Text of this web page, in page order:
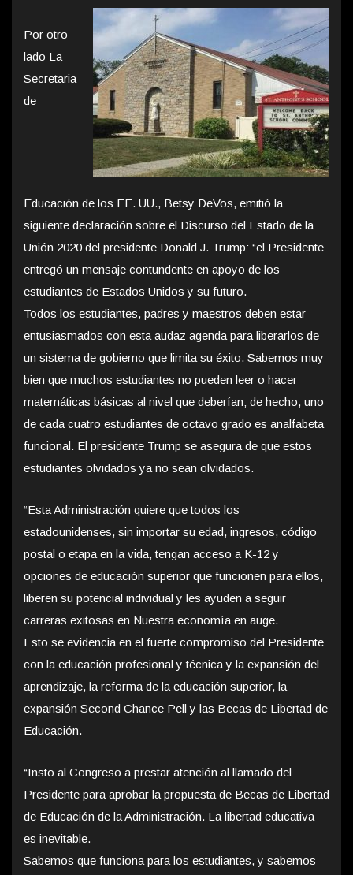
Por otro
lado La
Secretaria
de
Educación de los EE. UU., Betsy DeVos, emitió la
siguiente declaración sobre el Discurso del Estado de la
Unión 2020 del presidente Donald J. Trump: “el Presidente
entregó un mensaje contundente en apoyo de los
estudiantes de Estados Unidos y su futuro.
Todos los estudiantes, padres y maestros deben estar
entusiasmados con esta audaz agenda para liberarlos de
un sistema de gobierno que limita su éxito. Sabemos muy
bien que muchos estudiantes no pueden leer o hacer
matemáticas básicas al nivel que deberían; de hecho, uno
de cada cuatro estudiantes de octavo grado es analfabeta
funcional. El presidente Trump se asegura de que estos
estudiantes olvidados ya no sean olvidados.
“Esta Administración quiere que todos los
estadounidenses, sin importar su edad, ingresos, código
postal o etapa en la vida, tengan acceso a K-12 y
opciones de educación superior que funcionen para ellos,
liberen su potencial individual y les ayuden a seguir
carreras exitosas en Nuestra economía en auge.
Esto se evidencia en el fuerte compromiso del Presidente
con la educación profesional y técnica y la expansión del
aprendizaje, la reforma de la educación superior, la
expansión Second Chance Pell y las Becas de Libertad de
Educación.
“Insto al Congreso a prestar atención al llamado del
Presidente para aprobar la propuesta de Becas de Libertad
de Educación de la Administración. La libertad educativa
es inevitable.
Sabemos que funciona para los estudiantes, y sabemos